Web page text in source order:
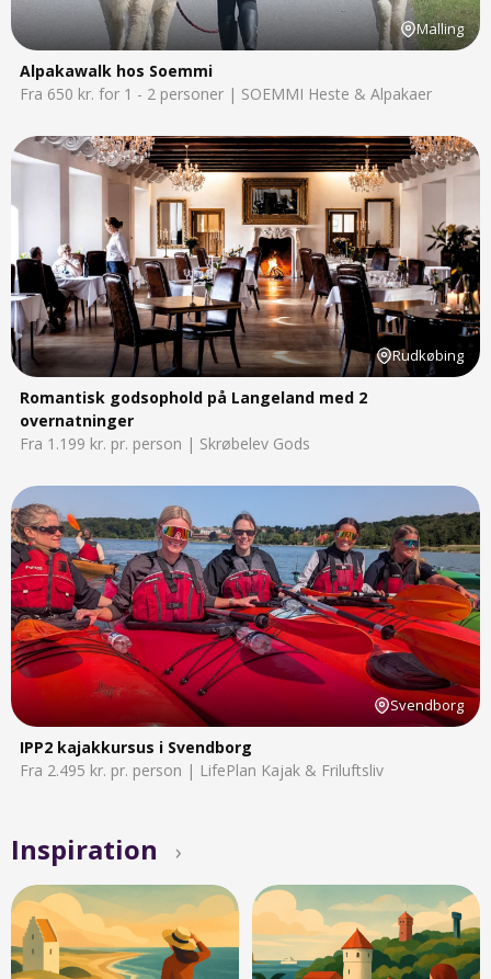
Malling
Alpakawalk hos Soemmi
Fra 650 kr. for 1 - 2 personer | SOEMMI Heste & Alpakaer
Rudkøbing
Romantisk godsophold på Langeland med 2
overnatninger
Fra 1.199 kr. pr. person | Skrøbelev Gods
Svendborg
IPP2 kajakkursus i Svendborg
Fra 2.495 kr. pr. person | LifePlan Kajak & Friluftsliv
Inspiration ›